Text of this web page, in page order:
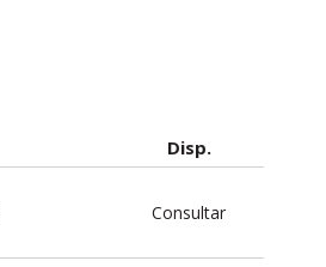
Disp.
Consultar